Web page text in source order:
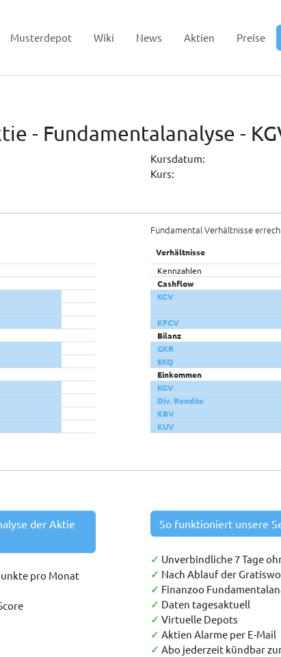
Musterdepot Wiki News Aktien Preise
- Fundamentalanalyse -
Kursdatum:
Kurs:
Fundamental Verhältnisse
Verhältnisse
Kennzahlen
Cashflow
KCV
KFCV
Bilanz
GKR
EKQ
Einkommen
KGV
Div. Rendite
KBV
KUV
der Aktie
pro Monat
So funktioniert unsere
✓ Unverbindliche 7 Tage
✓ Nach Ablauf der
✓ Finanzoo
✓ Daten tagesaktuell
✓ Virtuelle Depots
✓ Aktien Alarme per E-Mail
✓ Abo jederzeit kündbar